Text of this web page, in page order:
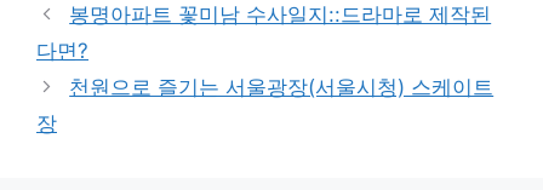
봉명아파트 꽃미남 수사일지::드라마로 제작된
다면?
천원으로 즐기는 서울광장(서울시청) 스케이트
장